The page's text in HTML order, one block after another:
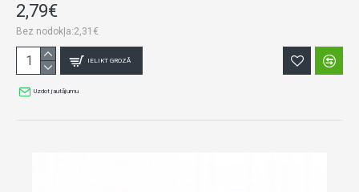
2,79€
Bez nodokļa:2,31€
IELIKT GROZĀ
Uzdot jautājumu